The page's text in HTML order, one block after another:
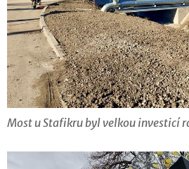
Most u Stafikru byl velkou investicí